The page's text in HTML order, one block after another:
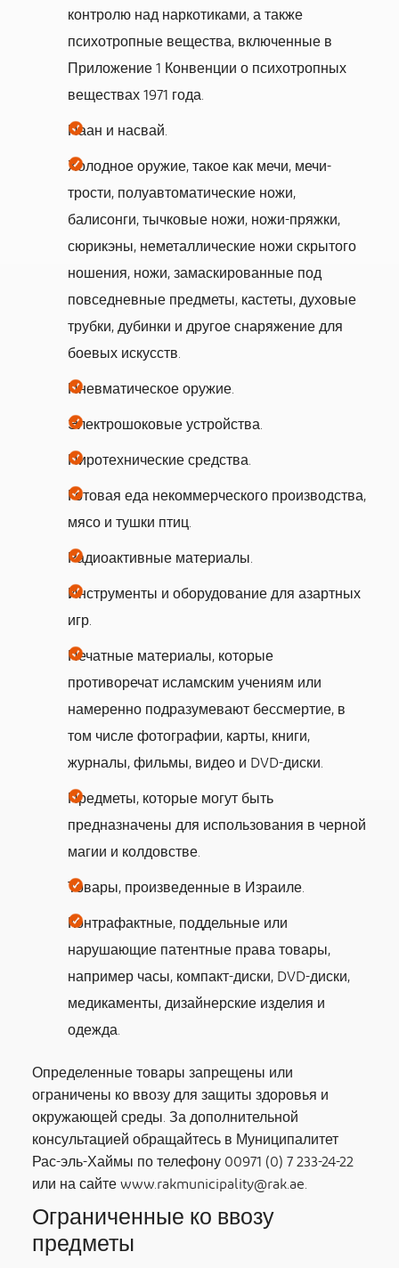
контролю над наркотиками, а также
психотропные вещества, включенные в
Приложение 1 Конвенции о психотропных
веществах 1971 года.
Паан и насвай.
Холодное оружие, такое как мечи, мечи-
трости, полуавтоматические ножи,
балисонги, тычковые ножи, ножи-пряжки,
сюрикэны, неметаллические ножи скрытого
ношения, ножи, замаскированные под
повседневные предметы, кастеты, духовые
трубки, дубинки и другое снаряжение для
боевых искусств.
Пневматическое оружие.
Электрошоковые устройства.
Пиротехнические средства.
Готовая еда некоммерческого производства,
мясо и тушки птиц.
Радиоактивные материалы.
Инструменты и оборудование для азартных
игр.
Печатные материалы, которые
противоречат исламским учениям или
намеренно подразумевают бессмертие, в
том числе фотографии, карты, книги,
журналы, фильмы, видео и DVD-диски.
Предметы, которые могут быть
предназначены для использования в черной
магии и колдовстве.
Товары, произведенные в Израиле.
Контрафактные, поддельные или
нарушающие патентные права товары,
например часы, компакт-диски, DVD-диски,
медикаменты, дизайнерские изделия и
одежда.
Определенные товары запрещены или
ограничены ко ввозу для защиты здоровья и
окружающей среды. За дополнительной
консультацией обращайтесь в Муниципалитет
Рас-эль-Хаймы по телефону 00971 (0) 7 233-24-22
или на сайтеwww.rakmunicipality@rak.ae.
Ограниченные ко ввозу
предметы